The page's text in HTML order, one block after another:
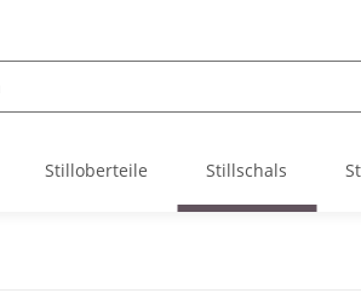
Stilloberteile Stillschals